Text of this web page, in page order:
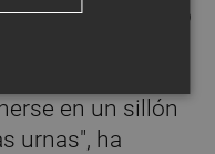
cabo un "hachazo
están
que le
en un sillón
urnas", ha